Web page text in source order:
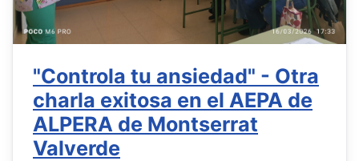
"Controla tu ansiedad" - Otra
charla exitosa en el AEPA de
ALPERA de Montserrat
Valverde